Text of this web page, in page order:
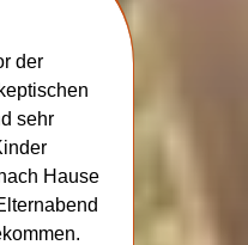
der
sehr
Hause